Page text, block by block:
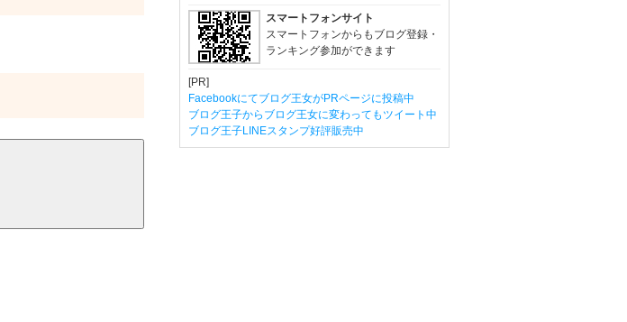
スマートフォンサイト
スマートフォンからもブログ登録・
ランキング参加ができます
[PR]
Facebookにてブログ王女がPRページに投稿中
ブログ王子からブログ王女に変わってもツイート中
ブログ王子LINEスタンプ好評販売中